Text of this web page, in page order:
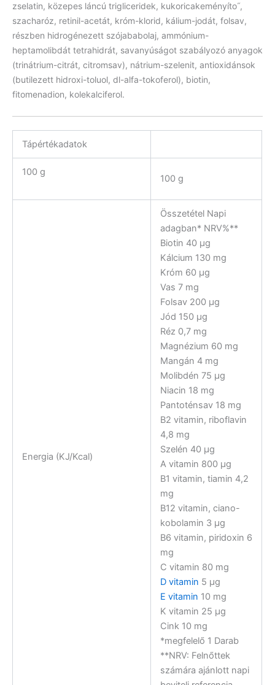
zselatin, közepes láncú trigliceridek, kukoricakeményíto˝,
szacharóz, retinil-acetát, króm-klorid, kálium-jodát, folsav,
részben hidrogénezett szójababolaj, ammónium-
heptamolibdát tetrahidrát, savanyúságot szabályozó anyagok
(trinátrium-citrát, citromsav), nátrium-szelenit, antioxidánsok
(butilezett hidroxi-toluol, dl-alfa-tokoferol), biotin,
fitomenadion, kolekalciferol.
Tápértékadatok
100 g
100 g
Energia (KJ/Kcal)
Összetétel Napi
adagban* NRV%**
Biotin 40 µg
Kálcium 130 mg
Króm 60 µg
Vas 7 mg
Folsav 200 µg
Jód 150 µg
Réz 0,7 mg
Magnézium 60 mg
Mangán 4 mg
Molibdén 75 µg
Niacin 18 mg
Pantoténsav 18 mg
B2 vitamin, riboflavin
4,8 mg
Szelén 40 µg
A vitamin 800 µg
B1 vitamin, tiamin 4,2
mg
B12 vitamin, ciano-
kobolamin 3 µg
B6 vitamin, piridoxin 6
mg
C vitamin 80 mg
D vitamin 5 µg
E vitamin 10 mg
K vitamin 25 µg
Cink 10 mg
*megfelelő 1 Darab
**NRV: Felnőttek
számára ajánlott napi